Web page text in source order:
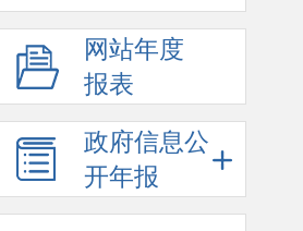
网站年度
报表
政府信息公
开年报